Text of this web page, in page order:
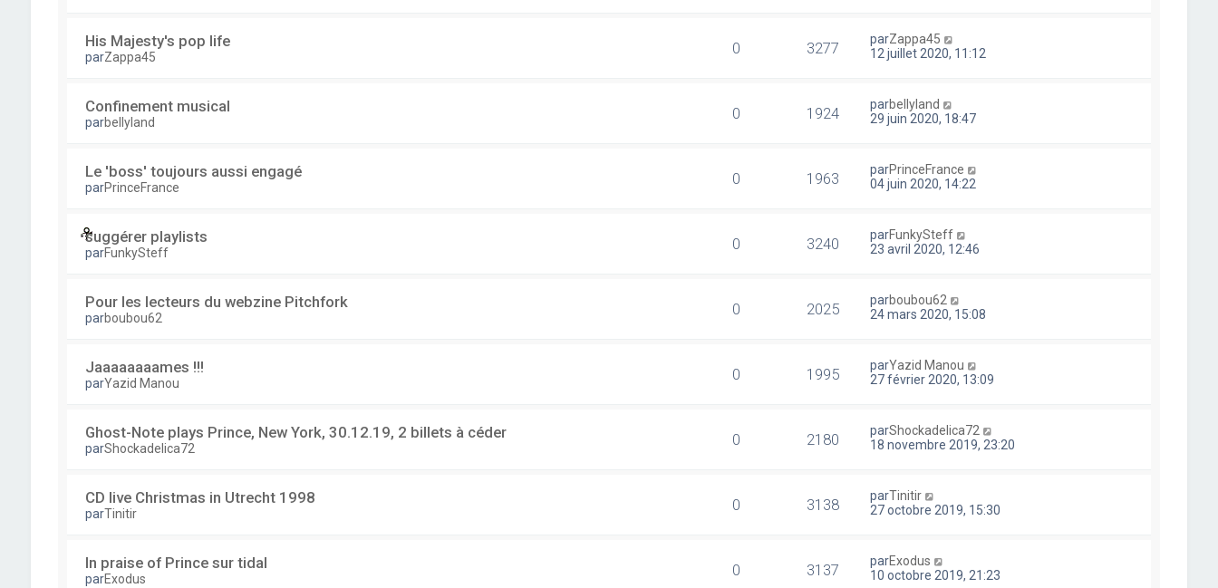
His Majesty's pop life
parZappa45 0 3277 parZappa45
12 juillet 2020, 11:12
Confinement musical
parbellyland 0 1924 parbellyland
29 juin 2020, 18:47
Le 'boss' toujours aussi engagé
parPrinceFrance 0 1963 parPrinceFrance
04 juin 2020, 14:22
suggérer playlists
parFunkySteff 0 3240 parFunkySteff
23 avril 2020, 12:46
Pour les lecteurs du webzine Pitchfork
parboubou62 0 2025 parboubou62
24 mars 2020, 15:08
Jaaaaaaaames !!!
parYazid Manou 0 1995 parYazid Manou
27 février 2020, 13:09
Ghost-Note plays Prince, New York, 30.12.19, 2 billets à céder
parShockadelica72 0 2180 parShockadelica72
18 novembre 2019, 23:20
CD live Christmas in Utrecht 1998
parTinitir 0 3138 parTinitir
27 octobre 2019, 15:30
In praise of Prince sur tidal
parExodus 0 3137 parExodus
10 octobre 2019, 21:23